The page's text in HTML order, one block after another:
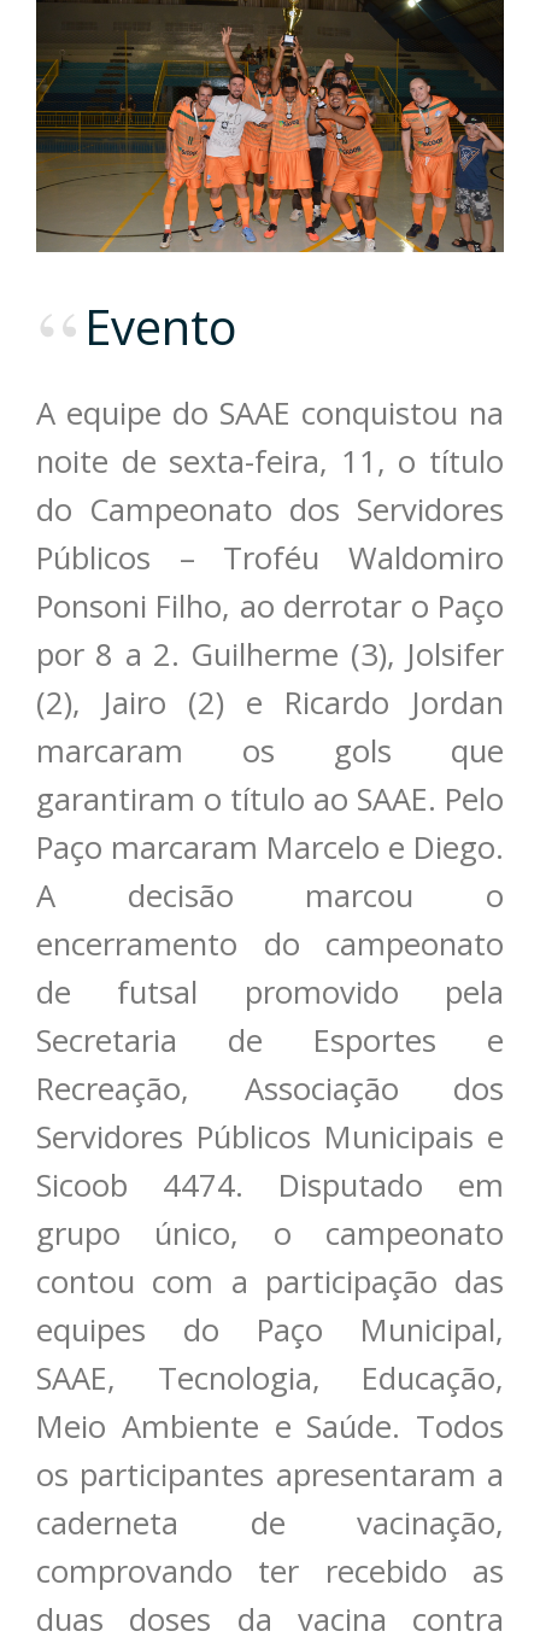
Evento
A equipe do SAAE conquistou na
noite de sexta-feira, 11, o título
do Campeonato dos Servidores
Públicos – Troféu Waldomiro
Ponsoni Filho, ao derrotar o Paço
por 8 a 2. Guilherme (3), Jolsifer
(2), Jairo (2) e Ricardo Jordan
marcaram os gols que
garantiram o título ao SAAE. Pelo
Paço marcaram Marcelo e Diego.
A decisão marcou o
encerramento do campeonato
de futsal promovido pela
Secretaria de Esportes e
Recreação, Associação dos
Servidores Públicos Municipais e
Sicoob 4474. Disputado em
grupo único, o campeonato
contou com a participação das
equipes do Paço Municipal,
SAAE, Tecnologia, Educação,
Meio Ambiente e Saúde. Todos
os participantes apresentaram a
caderneta de vacinação,
comprovando ter recebido as
duas doses da vacina contra